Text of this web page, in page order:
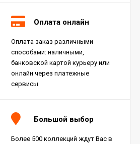
Керамогранит Atlas Concorde Russia
Allure Grey Beauty Ret 60x120,
610010001851
Оплата онлайн
Оплата заказ различными
способами: наличными,
банковской картой курьеру или
онлайн через платежные
сервисы
Большой выбор
Более 500 коллекций ждут Вас в
Керамогранит Italon
Charme Extra Silver Ret
60x120, 610010001196
Charme Evo Imperiale
Ret 60x120,